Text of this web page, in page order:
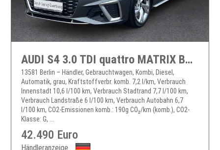
AUDI S4 3.0 TDI quattro MATRIX B&O SITZBELÜFTUNG S4
13581 Berlin – Händler, Gebrauchtwagen, Kombi, Diesel,
Automatik, grau, Kraftstoffverbr. komb. 7,2 l/km, Verbrauch
Innenstadt 10,6 l/100 km, Verbrauch Stadtrand 7,7 l/100 km,
Verbrauch Landstraße 6 l/100 km, Verbrauch Autobahn 6,7
l/100 km, CO2-Emissionen komb.: 190g CO₂/km (komb.), CO2-
Klasse: G, ...
42.490 Euro
Händleranzeige